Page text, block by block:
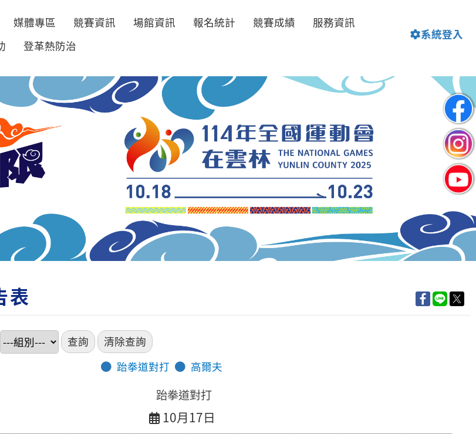
媒體專區 競賽資訊 場館資訊 報名統計 競賽成績
服務資訊
登革熱防治
系統登入
表
跆拳道對打 高爾夫
跆拳道對打
10月17日